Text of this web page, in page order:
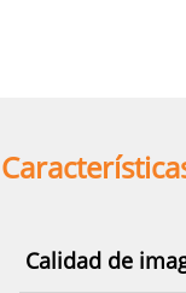
Calidad de